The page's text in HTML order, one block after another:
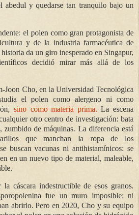
abedul y quedarse tan tranquilo bajo un
el polen como gran protagonista de
y de la industria farmacéutica de
da un giro inesperado en Singapur,
decidió mirar más allá de los
Joon Cho, en la Universidad Tecnológica
el polen como alergeno ni como
sino como materia prima. La escena
otro centro de investigación: bata
zumbido de máquinas. La diferencia está
que manchan la ropa de los
buscan vacunas ni antihistamínicos: se
en un nuevo tipo de material, maleable,
cáscara indestructible de esos granos.
fue un muro imposible: ni
abrirlo. Pero en 2020, Cho y su equipo